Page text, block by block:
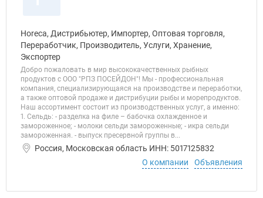
Horeca, Дистрибьютер, Импортер, Оптовая торговля,
Переработчик, Производитель, Услуги, Хранение,
Экспортер
Добро пожаловать в мир высококачественных рыбных
продуктов с ООО "РПЗ ПОСЕЙДОН"! Мы - профессиональная
компания, специализирующаяся на производстве и переработки,
а также оптовой продаже и дистрибуции рыбы и морепродуктов.
Наш ассортимент состоит из производственных услуг, а именно:
1. Сельдь: - разделка на филе – бабочка охлажденное и
замороженное; - молоки сельди замороженные; - икра сельди
замороженная. - выпуск пресервной группы в...
Россия, Московская область ИНН: 5017125832
О компании
Объявления